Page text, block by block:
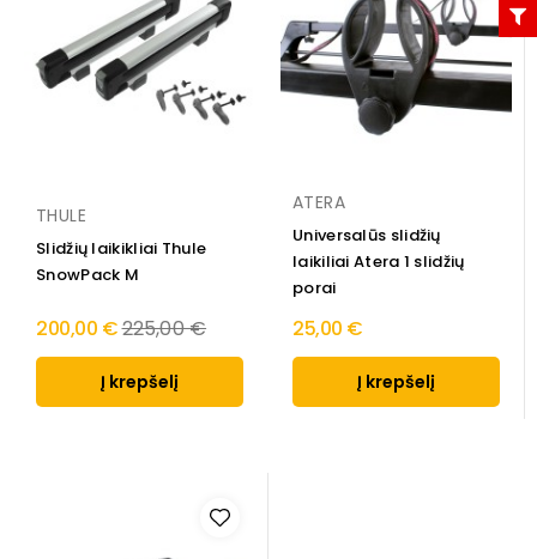
THULE
Slidžių laikikliai Thule
SnowPack M
200,00 €Regular
price
225,00 €
Į krepšelį
ATERA
Universalūs slidžių
laikiliai Atera 1 slidžių
porai
25,00 €
Į krepšelį